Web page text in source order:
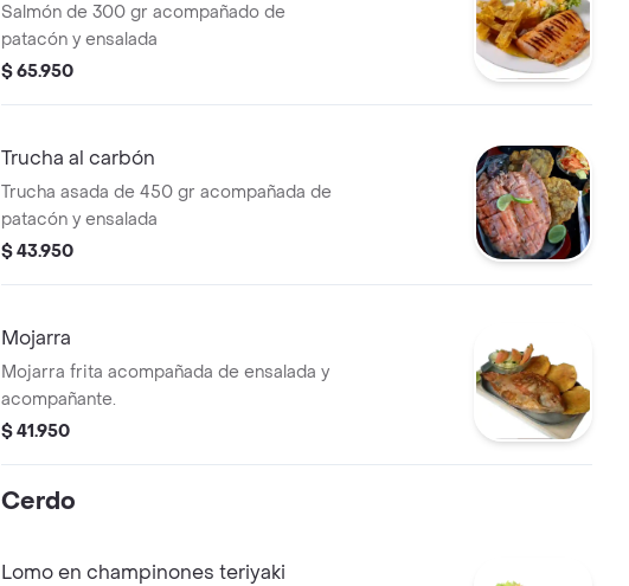
Salmón de 300 gr acompañado de
patacón y ensalada
$ 65.950
Trucha al carbón
Trucha asada de 450 gr acompañada de
patacón y ensalada
$ 43.950
Mojarra
Mojarra frita acompañada de ensalada y
acompañante.
$ 41.950
Cerdo
Lomo en champinones teriyaki